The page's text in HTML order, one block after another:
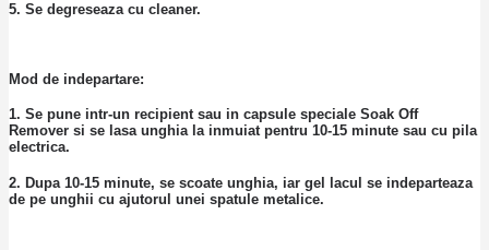
5. Se degreseaza cu cleaner.
Mod de indepartare:
1. Se pune intr-un recipient sau in capsule speciale Soak Off
Remover si se lasa unghia la inmuiat pentru 10-15 minute sau cu pila
electrica.
2. Dupa 10-15 minute, se scoate unghia, iar gel lacul se indeparteaza
de pe unghii cu ajutorul unei spatule metalice.